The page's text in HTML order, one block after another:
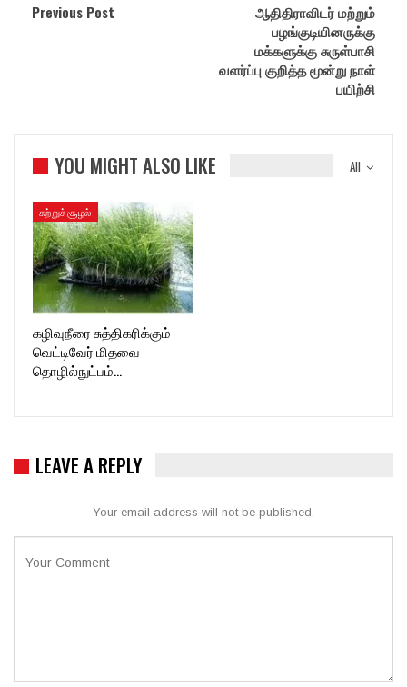
Previous Post
ஆதிதிராவிடர் மற்றும்
பழங்குடியினருக்கு
மக்களுக்கு சுருள்பாசி
வளர்ப்பு குறித்த மூன்று நாள்
பயிற்சி
All
YOU MIGHT ALSO LIKE
சுற்றுச்சூழல்
கழிவுநீரை சுத்திகரிக்கும்
வெட்டிவேர் மிதவை
தொழில்நுட்பம்…
LEAVE A REPLY
Your email address will not be published.